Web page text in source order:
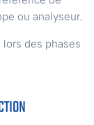
ou analyseur.
des phases